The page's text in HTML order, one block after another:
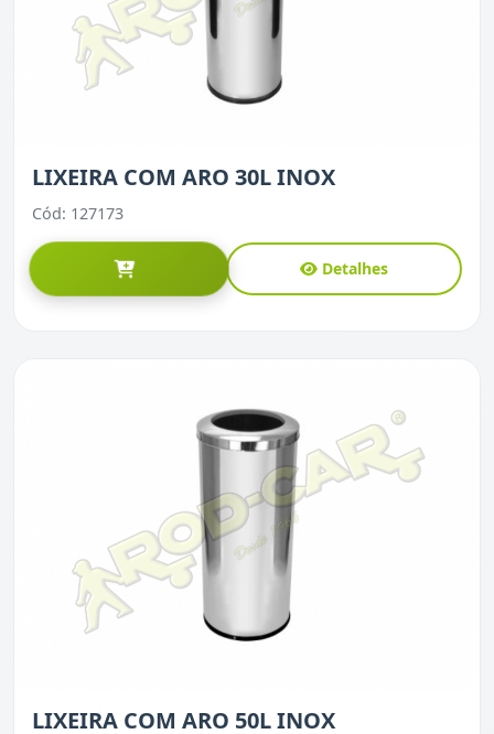
LIXEIRA COM ARO 30L INOX
Cód: 127173
Detalhes
LIXEIRA COM ARO 50L INOX